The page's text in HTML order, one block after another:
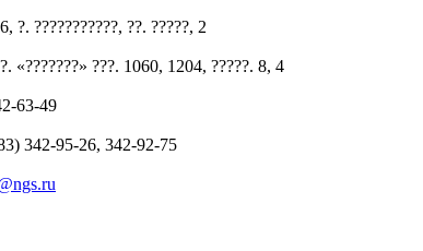
?. ???????????, ??. ?????, 2
«???????» ???. 1060, 1204, ?????. 8, 4
63-49
342-95-26, 342-92-75